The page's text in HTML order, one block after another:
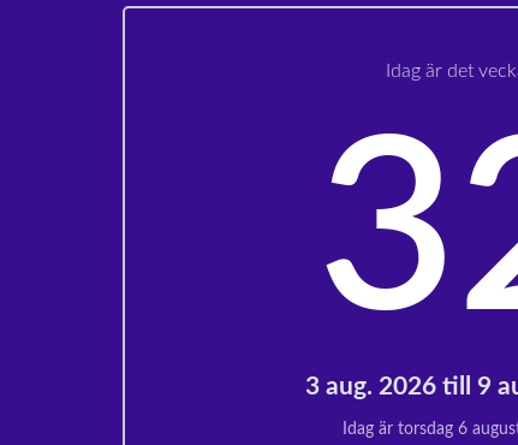
Idag är det
3 aug. 2026 till 9
Idag är torsdag 6